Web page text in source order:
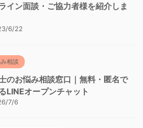
イン面談・ご協力者様を紹介しま
6/22
相談
のお悩み相談窓口｜無料・匿名で
LINEオープンチャット
7/6